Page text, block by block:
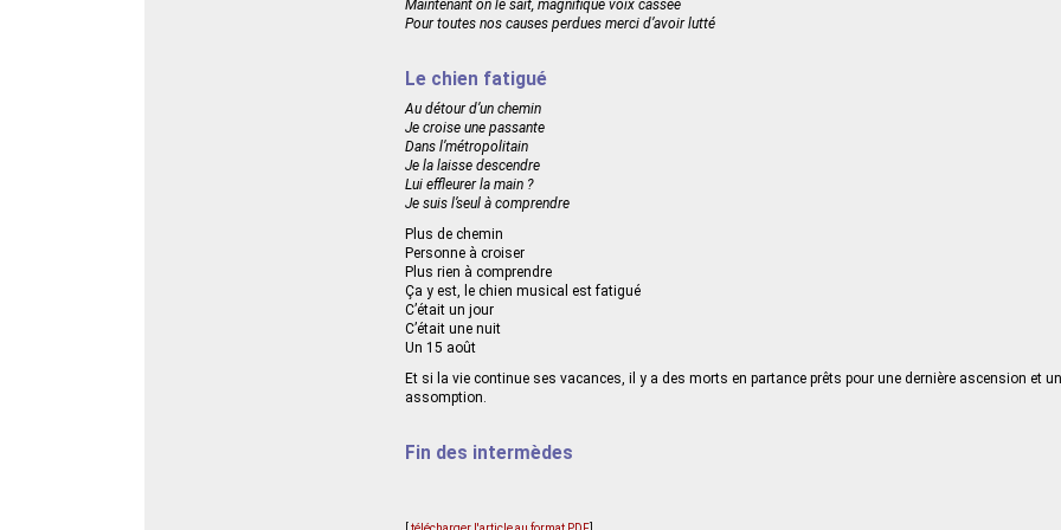
Maintenant on le sait, magnifique voix cassée
Pour toutes nos causes perdues merci d’avoir lutté
Le chien fatigué
Au détour d’un chemin
Je croise une passante
Dans l’métropolitain
Je la laisse descendre
Lui effleurer la main ?
Je suis l’seul à comprendre
Plus de chemin
Personne à croiser
Plus rien à comprendre
Ça y est, le chien musical est fatigué
C’était un jour
C’était une nuit
Un 15 août
Et si la vie continue ses vacances, il y a des morts en partance prêts pour une dernière ascension et
assomption.
Fin des intermèdes